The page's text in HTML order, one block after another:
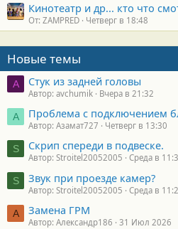
Кинотеатр и др... кто что
От: ZAMPRED Четверг в 18:48
Новые темы
A Стук из задней головы
Автор: avchumik Вчера в 21:32
А Проблема с подключением
Автор: Азамат727 Четверг в 13:30
S Скрип спереди в подвеске.
Автор: Stroitel20052005 Среда в
S Звук при проезде камер?
Автор: Stroitel20052005 Среда в
А Замена ГРМ
Автор: Александр186 31 Июл 2026